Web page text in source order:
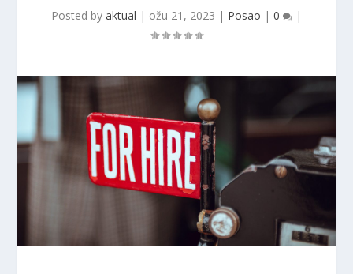
Posted by aktual | ožu 21, 2023 | Posao | 0 |